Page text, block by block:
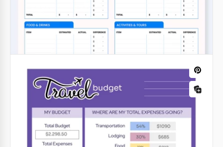
Google Sheets
Modelo de orçamento de viagem de lua
de mel